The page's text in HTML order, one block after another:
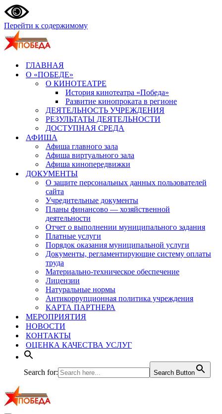
Перейти к содержимому
ГЛАВНАЯ
О «ПОБЕДЕ»
О КИНОТЕАТРЕ
История кинотеатра «Победа»
Развитие кинопроката в регионе
ДЕЯТЕЛЬНОСТЬ УЧРЕЖДЕНИЯ
РЕЗУЛЬТАТЫ ДЕЯТЕЛЬНОСТИ
ДОСТУПНАЯ СРЕДА
АФИША
Афиша главного зала
Афиша виртуального зала
Афиша кинопередвижки
ДОКУМЕНТЫ
О защите персональных данных пользователей
сайта
Учредительные документы
Планы финансово — хозяйственной
деятельности
Отчет о выполнении муниципального задания
Платные услуги
Порядок оказания муниципальной услуги
Документы, регламентирующие систему оплаты
труда
Материально-техническое обеспечение
Лицензии
Натуральные нормы
Антикоррупционная политика учреждения
КАРТА ПАРТНЕРА
МЕРОПРИЯТИЯ
НОВОСТИ
КОНТАКТЫ
ОЦЕНКА КАЧЕСТВА УСЛУГ
Search for: Search Button